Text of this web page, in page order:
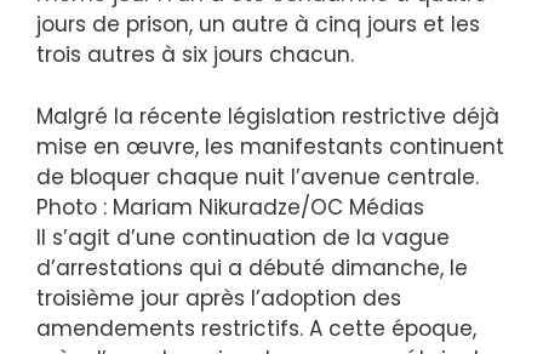
jours de prison, un autre à cinq jours et les
trois autres à six jours chacun.
Malgré la récente législation restrictive déjà
mise en œuvre, les manifestants continuent
de bloquer chaque nuit l’avenue centrale.
Photo : Mariam Nikuradze/OC Médias
Il s’agit d’une continuation de la vague
d’arrestations qui a débuté dimanche, le
troisième jour après l’adoption des
amendements restrictifs. A cette époque,